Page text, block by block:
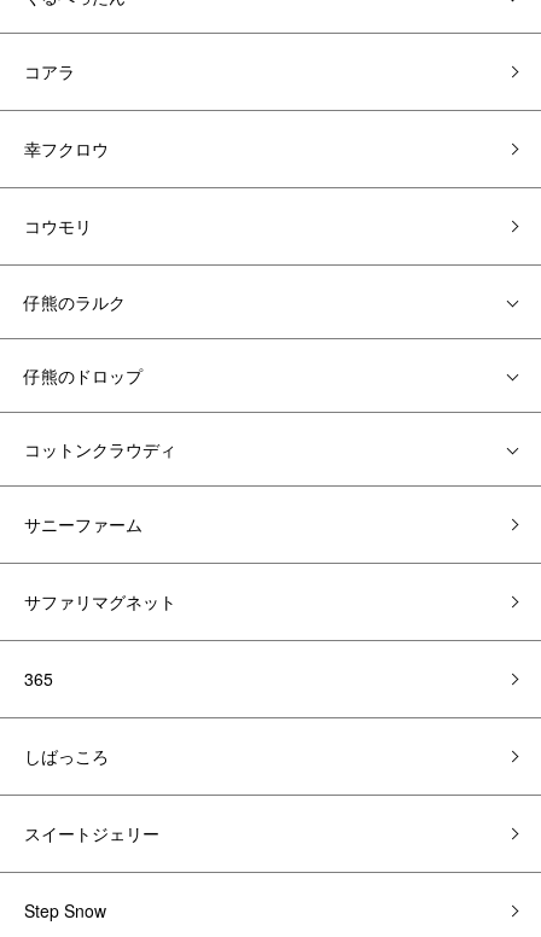
コアラ
幸フクロウ
コウモリ
仔熊のラルク
仔熊のドロップ
コットンクラウディ
サニーファーム
サファリマグネット
365
しばっころ
スイートジェリー
Step Snow